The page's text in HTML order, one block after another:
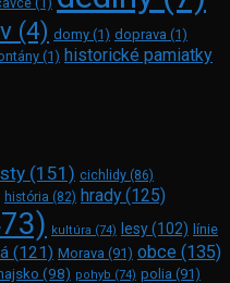
(4) domy (1) doprava (1)
(1) historické pamiatky
(151) cichlidy (86)
história (82) hrady (125)
kultúra (74) lesy(102) línie
(121) Morava (91) obce (135)
(98) pohyb (74) polia (91)